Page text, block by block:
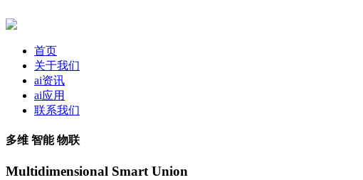
首页
关于我们
ai资讯
ai应用
联系我们
多维 智能 物联
Multidimensional Smart Union